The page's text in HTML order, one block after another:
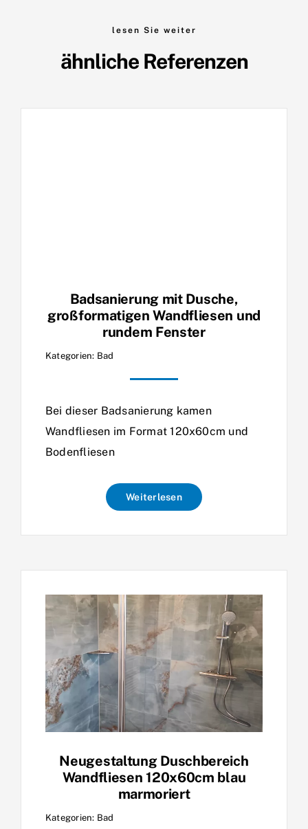
lesen Sie weiter
ähnliche Referenzen
Badsanierung mit Dusche,
großformatigen Wandfliesen und
rundem Fenster
Kategorien: Bad
Bei dieser Badsanierung kamen
Wandfliesen im Format 120x60cm und
Bodenfliesen
Weiterlesen
Neugestaltung Duschbereich
Wandfliesen 120x60cm blau
marmoriert
Kategorien: Bad